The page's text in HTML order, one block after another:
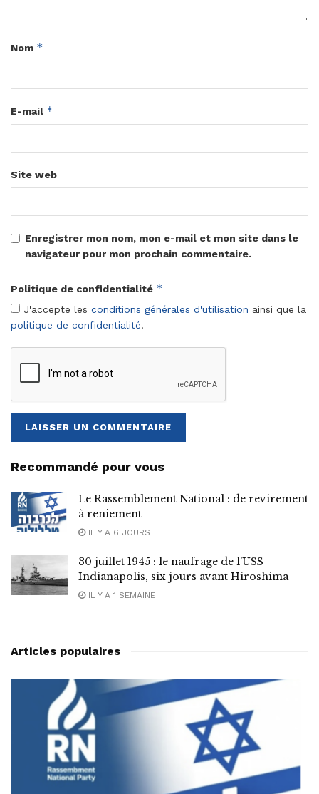
Nom *
E-mail *
Site web
Enregistrer mon nom, mon e-mail et mon site dans le
navigateur pour mon prochain commentaire.
Politique de confidentialité *
J'accepte les conditions générales d'utilisation ainsi que la
politique de confidentialité.
Recommandé pour vous
Le Rassemblement National : de revirement
à reniement
IL Y A 6 JOURS
30 juillet 1945 : le naufrage de l’USS
Indianapolis, six jours avant Hiroshima
IL Y A 1 SEMAINE
Articles populaires